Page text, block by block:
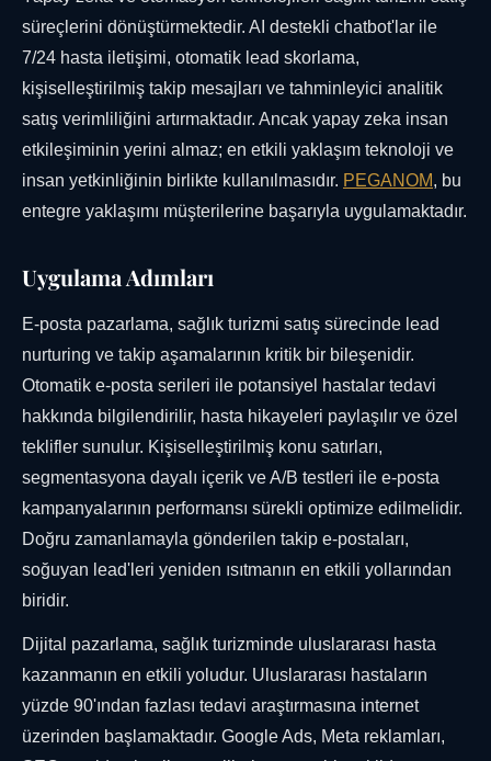
süreçlerini dönüştürmektedir. AI destekli chatbot'lar ile
7/24 hasta iletişimi, otomatik lead skorlama,
kişiselleştirilmiş takip mesajları ve tahminleyici analitik
satış verimliliğini artırmaktadır. Ancak yapay zeka insan
etkileşiminin yerini almaz; en etkili yaklaşım teknoloji ve
insan yetkinliğinin birlikte kullanılmasıdır. PEGANOM, bu
entegre yaklaşımı müşterilerine başarıyla uygulamaktadır.
Uygulama Adımları
E-posta pazarlama, sağlık turizmi satış sürecinde lead
nurturing ve takip aşamalarının kritik bir bileşenidir.
Otomatik e-posta serileri ile potansiyel hastalar tedavi
hakkında bilgilendirilir, hasta hikayeleri paylaşılır ve özel
teklifler sunulur. Kişiselleştirilmiş konu satırları,
segmentasyona dayalı içerik ve A/B testleri ile e-posta
kampanyalarının performansı sürekli optimize edilmelidir.
Doğru zamanlamayla gönderilen takip e-postaları,
soğuyan lead'leri yeniden ısıtmanın en etkili yollarından
biridir.
Dijital pazarlama, sağlık turizminde uluslararası hasta
kazanmanın en etkili yoludur. Uluslararası hastaların
yüzde 90'ından fazlası tedavi araştırmasına internet
üzerinden başlamaktadır. Google Ads, Meta reklamları,